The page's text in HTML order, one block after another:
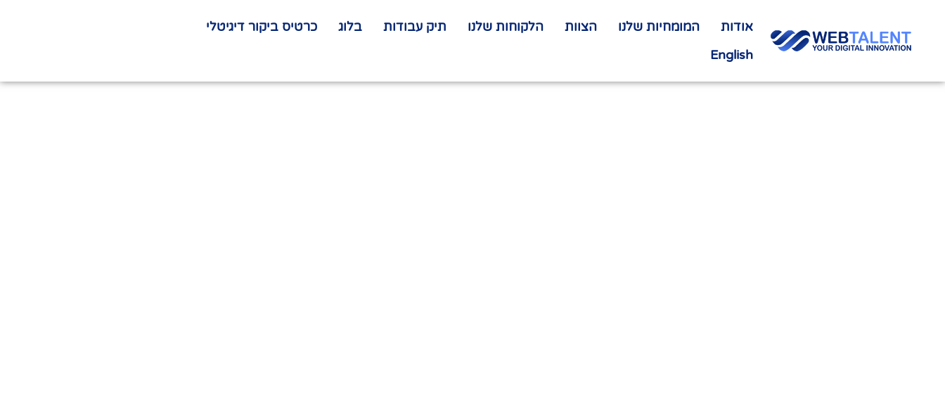
אודות המומחיות שלנו הצוות הלקוחות שלנו תיק עבודות בלוג
כרטיס ביקור דיגיטלי
English